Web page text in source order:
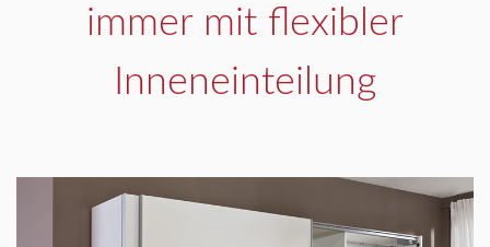
immer mit flexibler
Inneneinteilung